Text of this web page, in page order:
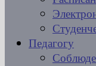
Педагогу